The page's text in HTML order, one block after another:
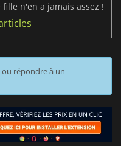
n'en a jamais assez !
répondre à un